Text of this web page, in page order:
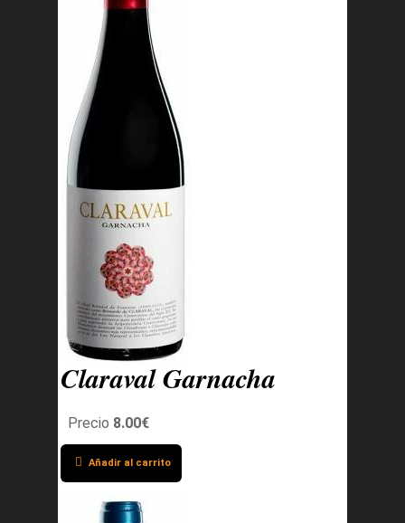
Claraval Garnacha
Precio 8.00€
Añadir al carrito